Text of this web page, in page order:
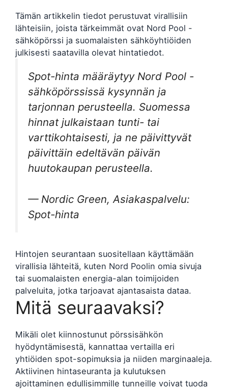
Tämän artikkelin tiedot perustuvat virallisiin
lähteisiin, joista tärkeimmät ovat Nord Pool -
sähköpörssi ja suomalaisten sähköyhtiöiden
julkisesti saatavilla olevat hintatiedot.
Spot-hinta määräytyy Nord Pool -
sähköpörssissä kysynnän ja
tarjonnan perusteella. Suomessa
hinnat julkaistaan tunti- tai
varttikohtaisesti, ja ne päivittyvät
päivittäin edeltävän päivän
huutokaupan perusteella.
— Nordic Green, Asiakaspalvelu:
Spot-hinta
Hintojen seurantaan suositellaan käyttämään
virallisia lähteitä, kuten Nord Poolin omia sivuja
tai suomalaisten energia-alan toimijoiden
palveluita, jotka tarjoavat ajantasaista dataa.
Mitä seuraavaksi?
Mikäli olet kiinnostunut pörssisähkön
hyödyntämisestä, kannattaa vertailla eri
yhtiöiden spot-sopimuksia ja niiden marginaaleja.
Aktiivinen hintaseuranta ja kulutuksen
ajoittaminen edullisimmille tunneille voivat tuoda